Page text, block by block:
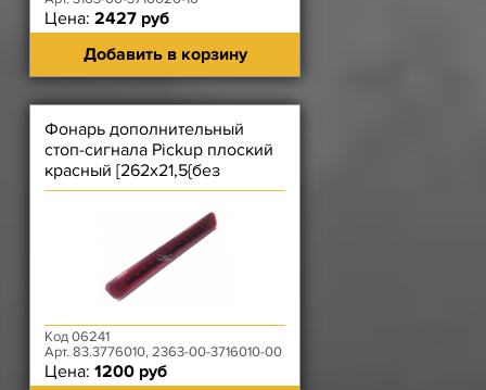
Цена: 2427 руб
Добавить в корзину
Фонарь дополнительный
стоп-сигнала Pickup плоский
красный [262х21,5{без
провода}х38,5 мм] 83.3776010
Код 06241
Арт. 83.3776010, 2363-00-3716010-00
Цена: 1200 руб